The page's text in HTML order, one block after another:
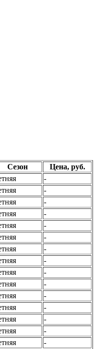
Сезон
Цена, руб.
-
-
-
-
-
-
-
-
-
-
-
-
-
-
-